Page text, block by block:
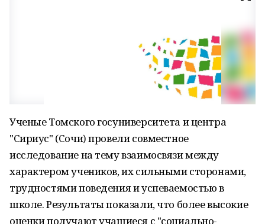
Ученые Томского госуниверситета и центра
"Сириус" (Сочи) провели совместное
исследование на тему взаимосвязи между
характером учеников, их сильными сторонами,
трудностями поведения и успеваемостью в
школе. Результаты показали, что более высокие
оценки получают учащиеся с "социально-